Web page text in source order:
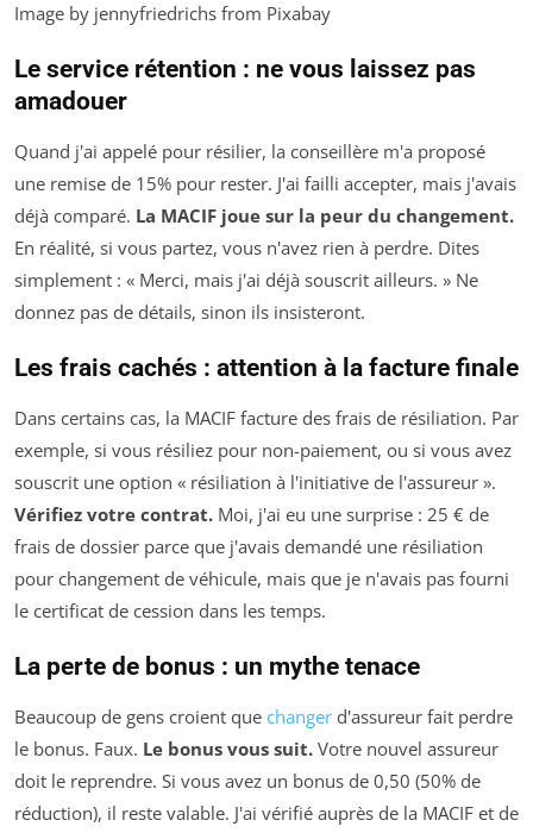
Image by jennyfriedrichs from Pixabay
Le service rétention : ne vous laissez pas
amadouer
Quand j'ai appelé pour résilier, la conseillère m'a proposé
une remise de 15% pour rester. J'ai failli accepter, mais j'avais
déjà comparé. La MACIF joue sur la peur du changement.
En réalité, si vous partez, vous n'avez rien à perdre. Dites
simplement : « Merci, mais j'ai déjà souscrit ailleurs. » Ne
donnez pas de détails, sinon ils insisteront.
Les frais cachés : attention à la facture finale
Dans certains cas, la MACIF facture des frais de résiliation. Par
exemple, si vous résiliez pour non-paiement, ou si vous avez
souscrit une option « résiliation à l'initiative de l'assureur ».
Vérifiez votre contrat. Moi, j'ai eu une surprise : 25 € de
frais de dossier parce que j'avais demandé une résiliation
pour changement de véhicule, mais que je n'avais pas fourni
le certificat de cession dans les temps.
La perte de bonus : un mythe tenace
Beaucoup de gens croient que changer d'assureur fait perdre
le bonus. Faux. Le bonus vous suit. Votre nouvel assureur
doit le reprendre. Si vous avez un bonus de 0,50 (50% de
réduction), il reste valable. J'ai vérifié auprès de la MACIF et de